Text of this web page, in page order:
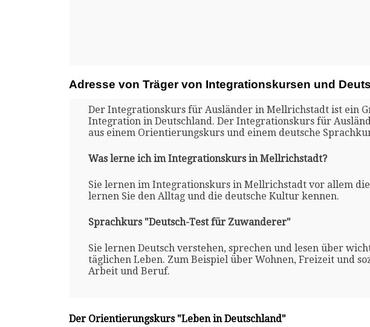
Adresse von Träger von Integrationskursen und
Der Integrationskurs für Ausländer in Mellrichstadt ist ein
Integration in Deutschland. Der Integrationskurs für
aus einem Orientierungskurs und einem deutsche
Was lerne ich im Integrationskurs in Mellrichstadt?
Sie lernen im Integrationskurs in Mellrichstadt vor allem die
lernen Sie den Alltag und die deutsche Kultur kennen.
Sprachkurs "Deutsch-Test für Zuwanderer"
Sie lernen Deutsch verstehen, sprechen und lesen über
täglichen Leben. Zum Beispiel über Wohnen, Freizeit und
Arbeit und Beruf.
Der Orientierungskurs "Leben in Deutschland"